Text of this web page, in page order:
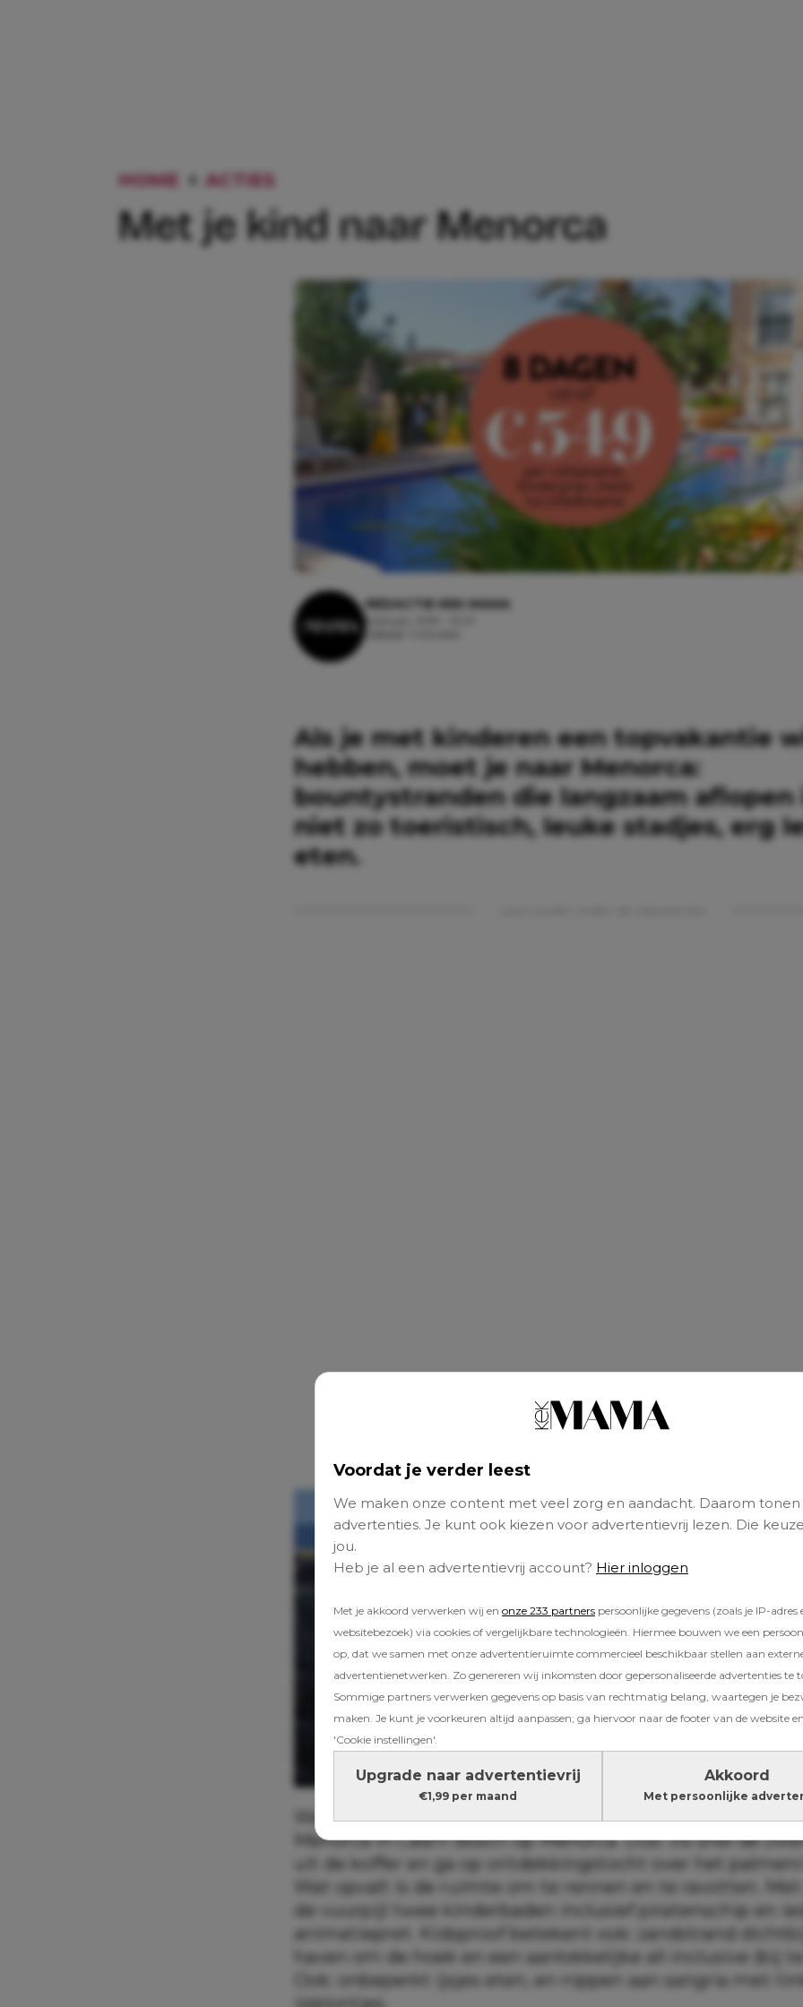
Voordat je verder leest
We maken onze content met veel zorg en aandacht. Daarom tonen
advertenties. Je kunt ook kiezen voor advertentievrij lezen. Die
jou.
Heb je al een advertentievrij account? Hier inloggen
Met je akkoord verwerken wij en onze 233 partners persoonlijke gegevens (zoals je IP-adres
websitebezoek) via cookies of vergelijkbare technologieën. Hiermee bouwen we een
op, dat we samen met onze advertentieruimte commercieel beschikbaar stellen aan
advertentienetwerken. Zo genereren wij inkomsten door gepersonaliseerde advertenties te
Sommige partners verwerken gegevens op basis van rechtmatig belang, waartegen je
maken. Je kunt je voorkeuren altijd aanpassen; ga hiervoor naar de footer van de website
'Cookie instellingen'.
Upgrade naar advertentievrij
€1,99 per maand
Akkoord
Met persoonlijke
HOME ACTIES
Met je kind naar Menorca
REDACTIE KEK MAMA
Als je met kinderen een topvakantie
hebben, moet je naar Menorca:
bountystranden die langzaam aflopen
niet zo toeristisch, leuke stadjes, erg
eten.
Wat een geluksvogels zijn kinderen als ze logeren in
Menorca in Cala’n Bosch op Menorca. Dus: vis snel de
uit de koffer en ga op ontdekkingstocht over het
Wat opvalt is de ruimte om te rennen en te ravotten. Met
de vuurpijl twee kinderbaden inclusief piratenschip en
animatiepret. Kidsproof betekent ook: zandstrand
haven om de hoek en een aanlokkelijke all-inclusive (bij te
Ook: onbeperkt ijsjes eten, en nippen aan sangria met